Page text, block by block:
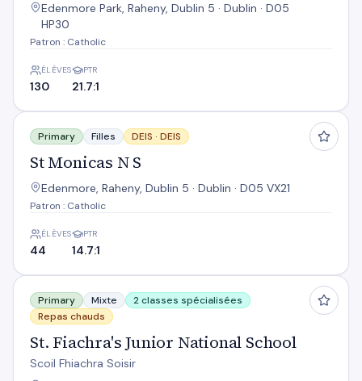
Edenmore Park, Raheny, Dublin 5 · Dublin · D05
HP30
Patron : Catholic
ÉLÈVES
130
PTR
21.7:1
St Monicas N S
Primary Filles DEIS · DEIS
St Monicas N S
Edenmore, Raheny, Dublin 5 · Dublin · D05 VX21
Patron : Catholic
ÉLÈVES
44
PTR
14.7:1
St. Fiachra's Junior National School
Primary Mixte
2 classes spécialisées
Repas chauds
St. Fiachra's Junior National School
Scoil Fhiachra Soisir